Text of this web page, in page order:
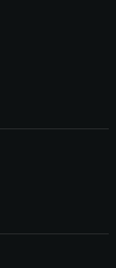
Questi cookie